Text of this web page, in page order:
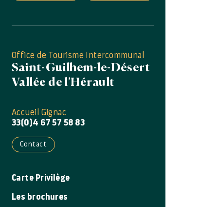
Office de Tourisme Intercommunal
Saint-Guilhem-le-Désert
Vallée de l’Hérault
Accueil Gignac
33(0)4 67 57 58 83
Contact
Carte Privilège
Les brochures